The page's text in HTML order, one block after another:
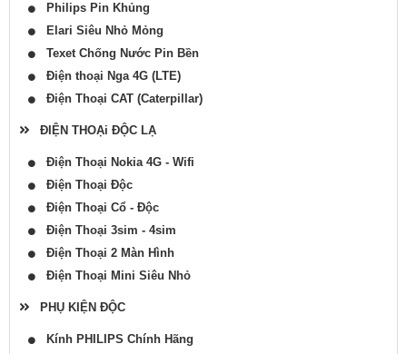
Philips Pin Khủng
Elari Siêu Nhỏ Mỏng
Texet Chống Nước Pin Bền
Điện thoại Nga 4G (LTE)
Điện Thoại CAT (Caterpillar)
ĐIỆN THOẠi ĐỘC LẠ
Điện Thoại Nokia 4G - Wifi
Điện Thoại Độc
Điện Thoại Cổ - Độc
Điện Thoại 3sim - 4sim
Điện Thoại 2 Màn Hình
Điện Thoại Mini Siêu Nhỏ
PHỤ KIỆN ĐỘC
Kính PHILIPS Chính Hãng